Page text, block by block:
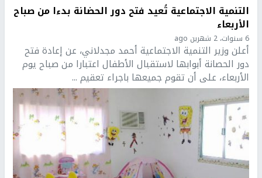
التنمية الاجتماعية تُعيد فتح دور الحضانة بدءا من صباح
الأربعاء
6 سنوات، 2 شهرين ago
أعلن وزير التنمية الاجتماعية أحمد مجدلاني، عن إعادة فتح
دور الحصانة أبوابها لاستقبال الأطفال اعتبارا من صباح يوم
الأربعاء، على أن تقوم جميعها باجراء تعقيم ...